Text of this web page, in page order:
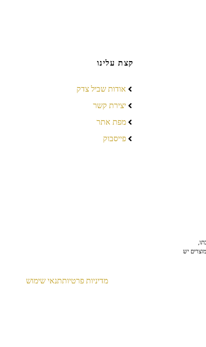
קצת עלינו
אודות שביל צדק
יצירת קשר
מפת אתר
פייסבוק
יש
מדיניות פרטיותתנאי שימוש